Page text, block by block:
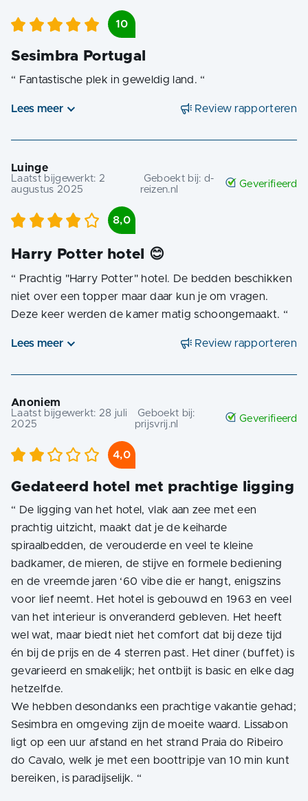
10
Sesimbra Portugal
“ Fantastische plek in geweldig land. “
Lees meer Review rapporteren
Luinge
Laatst bijgewerkt: 2
augustus 2025
Geboekt bij: d-
reizen.nl
Geverifieerd
8,0
Harry Potter hotel 😊
“ Prachtig "Harry Potter" hotel. De bedden beschikken
niet over een topper maar daar kun je om vragen.
Deze keer werden de kamer matig schoongemaakt. “
Lees meer Review rapporteren
Anoniem
Laatst bijgewerkt: 28 juli
2025
Geboekt bij:
prijsvrij.nl
Geverifieerd
4,0
Gedateerd hotel met prachtige ligging
“ De ligging van het hotel, vlak aan zee met een
prachtig uitzicht, maakt dat je de keiharde
spiraalbedden, de verouderde en veel te kleine
badkamer, de mieren, de stijve en formele bediening
en de vreemde jaren ‘60 vibe die er hangt, enigszins
voor lief neemt. Het hotel is gebouwd en 1963 en veel
van het interieur is onveranderd gebleven. Het heeft
wel wat, maar biedt niet het comfort dat bij deze tijd
én bij de prijs en de 4 sterren past. Het diner (buffet) is
gevarieerd en smakelijk; het ontbijt is basic en elke dag
hetzelfde.
We hebben desondanks een prachtige vakantie gehad;
Sesimbra en omgeving zijn de moeite waard. Lissabon
ligt op een uur afstand en het strand Praia do Ribeiro
do Cavalo, welk je met een boottripje van 10 min kunt
bereiken, is paradijselijk. “